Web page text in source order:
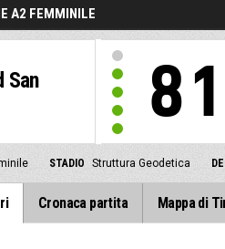
A2 FEMMINILE
San
81
STADIO Struttura Geodetica
Cronaca partita Mappa di